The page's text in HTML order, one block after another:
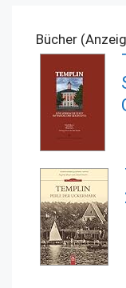
Bücher